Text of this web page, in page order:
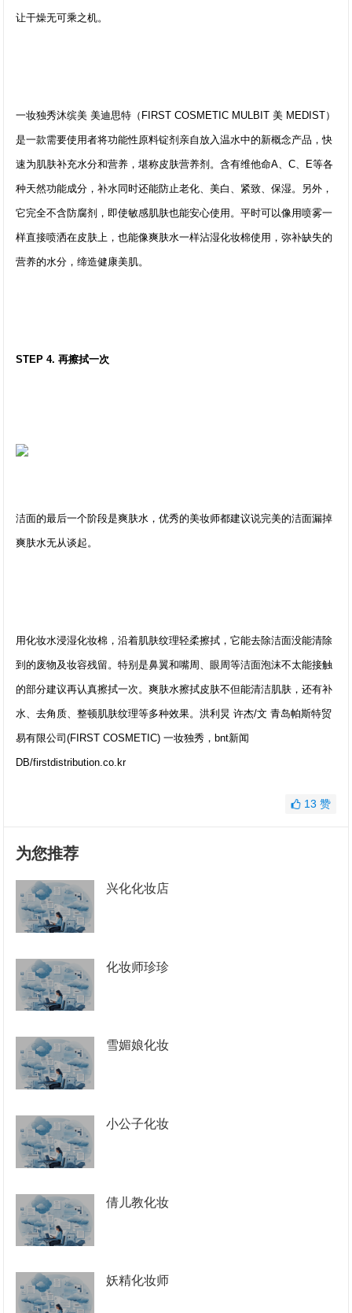
让干燥无可乘之机。
一妆独秀沐缤美 美迪思特（FIRST COSMETIC MULBIT 美 MEDIST）
是一款需要使用者将功能性原料锭剂亲自放入温水中的新概念产品，快
速为肌肤补充水分和营养，堪称皮肤营养剂。含有维他命A、C、E等各
种天然功能成分，补水同时还能防止老化、美白、紧致、保湿。另外，
它完全不含防腐剂，即使敏感肌肤也能安心使用。平时可以像用喷雾一
样直接喷洒在皮肤上，也能像爽肤水一样沾湿化妆棉使用，弥补缺失的
营养的水分，缔造健康美肌。
STEP 4. 再擦拭一次
洁面的最后一个阶段是爽肤水，优秀的美妆师都建议说完美的洁面漏掉
爽肤水无从谈起。
用化妆水浸湿化妆棉，沿着肌肤纹理轻柔擦拭，它能去除洁面没能清除
到的废物及妆容残留。特别是鼻翼和嘴周、眼周等洁面泡沫不太能接触
的部分建议再认真擦拭一次。爽肤水擦拭皮肤不但能清洁肌肤，还有补
水、去角质、整顿肌肤纹理等多种效果。洪利炅 许杰/文 青岛帕斯特贸
易有限公司(FIRST COSMETIC) 一妆独秀，bnt新闻
DB/firstdistribution.co.kr
13 赞
为您推荐
兴化化妆店
化妆师珍珍
雪媚娘化妆
小公子化妆
倩儿教化妆
妖精化妆师